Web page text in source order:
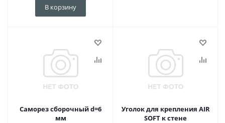
В корзину
Саморез сборочный d=6
мм
Уголок для крепления AIR
SOFT к стене